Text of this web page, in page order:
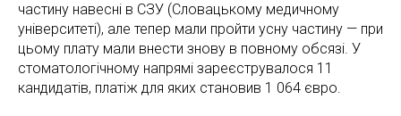
частину навесні в СЗУ (Словацькому медичному
університеті), але тепер мали пройти усну частину — при
цьому плату мали внести знову в повному обсязі. У
стоматологічному напрямі зареєструвалося 11
кандидатів, платіж для яких становив 1 064 євро.